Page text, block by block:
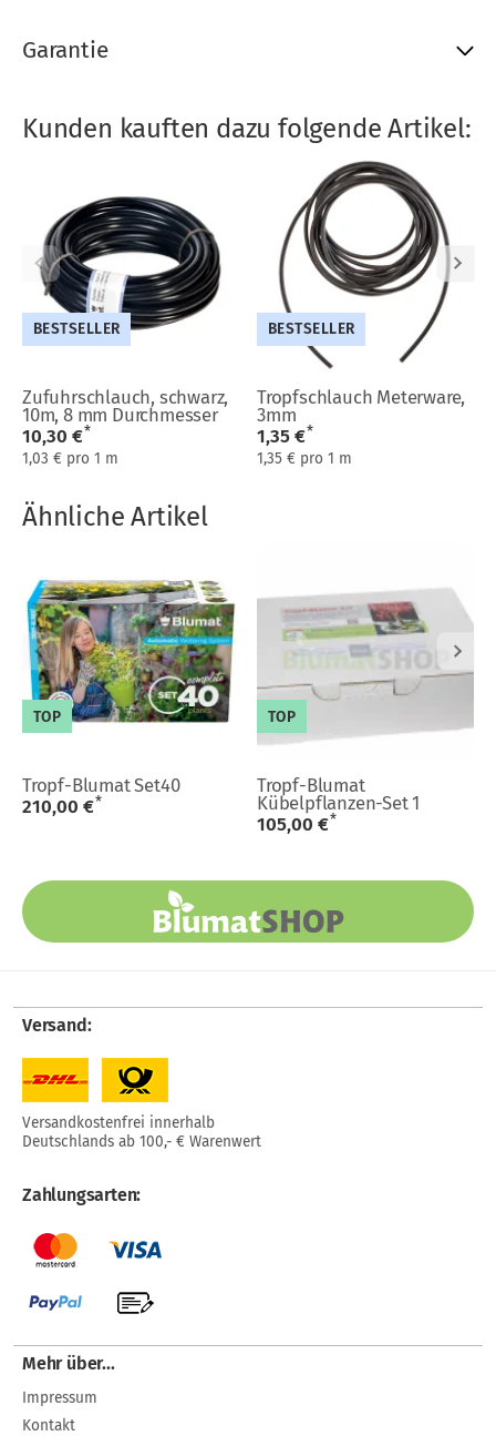
Garantie
Kunden kauften dazu folgende Artikel:
BESTSELLER
Zufuhrschlauch, schwarz,
10m, 8 mm Durchmesser
10,30 €*
1,03 € pro 1 m
BESTSELLER
Tropfschlauch Meterware,
3mm
1,35 €*
1,35 € pro 1 m
Ähnliche Artikel
TOP
Tropf-Blumat Set40
210,00 €*
TOP
Tropf-Blumat
Kübelpflanzen-Set 1
105,00 €*
Versand:
Versandkostenfrei innerhalb
Deutschlands ab 100,- € Warenwert
Zahlungsarten:
Mehr über...
Impressum
Kontakt